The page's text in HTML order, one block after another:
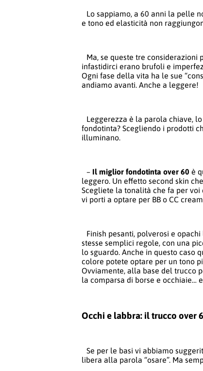
Lo sappiamo, a 60 anni la pelle
e tono ed elasticità non
Ma, se queste tre considerazioni
infastidirci erano brufoli e
Ogni fase della vita ha le sue
andiamo avanti. Anche a leggere!
Leggerezza è la parola chiave,
fondotinta? Scegliendo i prodotti
illuminano.
– Il miglior fondotinta over 60 è
leggero. Un effetto second skin
Scegliete la tonalità che fa per voi
vi porti a optare per BB o CC
Finish pesanti, polverosi e
stesse semplici regole, con una
lo sguardo. Anche in questo caso
colore potete optare per un tono
Ovviamente, alla base del trucco
la comparsa di borse e occhiaie…
Occhi e labbra: il trucco over
Se per le basi vi abbiamo
libera alla parola “osare”. Ma